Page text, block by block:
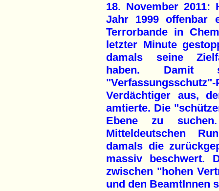
18. November 2011:
Jahr 1999 offenbar
Terrorbande in
letzter Minute
damals seine
haben. Damit
Verdächtiger aus,
amtierte. Die
Ebene zu
Mitteldeutschen
damals die
massiv beschwert.
zwischen "hohen
und den BeamtInnen